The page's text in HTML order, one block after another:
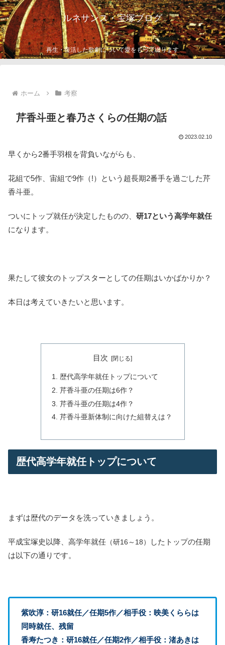
ルネサンス・宝塚ブログ
再生・復活した歌劇について愛をもって綴ります
ホーム 考察
芹香斗亜と春乃さくらの任期の話
2023.02.10
早くから2番手羽根を背負いながらも、
花組で5作、宙組で9作（!）という超長期2番手を過ごした芹
香斗亜。
ついにトップ就任が決定したものの、 研17という高学年就任
になります。
果たして彼女のトップスターとしての任期はいかばかりか？
本日は考えていきたいと思います。
目次
歴代高学年就任トップについて
芹香斗亜の任期は6作？
芹香斗亜の任期は4作？
芹香斗亜新体制に向けた組替えは？
歴代高学年就任トップについて
まずは歴代のデータを洗っていきましょう。
平成宝塚史以降、高学年就任 （研16～18）
したトップの任期
は以下の通りです。
紫吹淳：研16就任／任期5作／相手役：映美くららは
同時就任、残留
香寿たつき：研16就任／任期2作／相手役：渚あきは